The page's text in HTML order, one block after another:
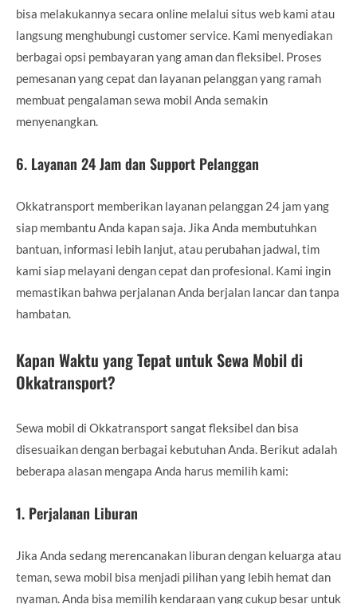
bisa melakukannya secara online melalui situs web kami atau
langsung menghubungi customer service. Kami menyediakan
berbagai opsi pembayaran yang aman dan fleksibel. Proses
pemesanan yang cepat dan layanan pelanggan yang ramah
membuat pengalaman sewa mobil Anda semakin
menyenangkan.
6. Layanan 24 Jam dan Support Pelanggan
Okkatransport memberikan layanan pelanggan 24 jam yang
siap membantu Anda kapan saja. Jika Anda membutuhkan
bantuan, informasi lebih lanjut, atau perubahan jadwal, tim
kami siap melayani dengan cepat dan profesional. Kami ingin
memastikan bahwa perjalanan Anda berjalan lancar dan tanpa
hambatan.
Kapan Waktu yang Tepat untuk Sewa Mobil di
Okkatransport?
Sewa mobil di Okkatransport sangat fleksibel dan bisa
disesuaikan dengan berbagai kebutuhan Anda. Berikut adalah
beberapa alasan mengapa Anda harus memilih kami:
1. Perjalanan Liburan
Jika Anda sedang merencanakan liburan dengan keluarga atau
teman, sewa mobil bisa menjadi pilihan yang lebih hemat dan
nyaman. Anda bisa memilih kendaraan yang cukup besar untuk